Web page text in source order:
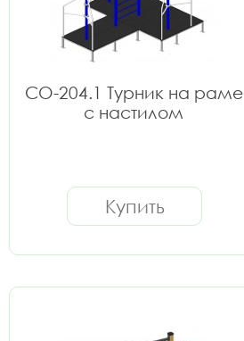
СО-204.1 Турник на раме
с настилом
Купить